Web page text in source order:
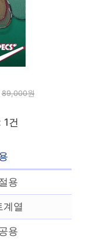
89,000원
건
용
계열
용